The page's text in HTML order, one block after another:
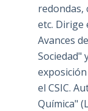
redondas,
etc. Dirige
Avances
Sociedad"
el CSIC.
Química"